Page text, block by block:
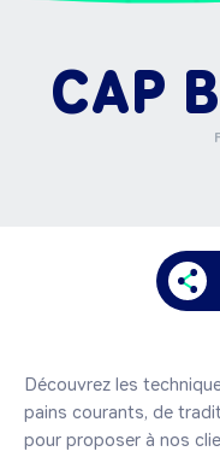
CAP
Découvrez les
pains courants, de